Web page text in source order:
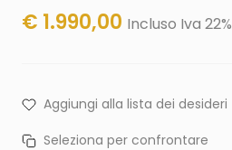
€ 1.990,00 Incluso Iva 22%
Aggiungi alla lista dei desideri
Seleziona per confrontare